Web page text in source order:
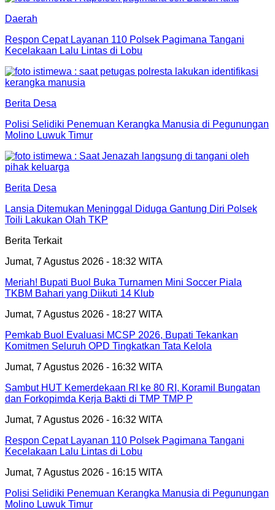
Daerah
Respon Cepat Layanan 110 Polsek Pagimana Tangani
Kecelakaan Lalu Lintas di Lobu
Berita Desa
Polisi Selidiki Penemuan Kerangka Manusia di Pegunungan
Molino Luwuk Timur
Berita Desa
Lansia Ditemukan Meninggal Diduga Gantung Diri Polsek
Toili Lakukan Olah TKP
Berita Terkait
Jumat, 7 Agustus 2026 - 18:32 WITA
Meriah! Bupati Buol Buka Turnamen Mini Soccer Piala
TKBM Bahari yang Diikuti 14 Klub
Jumat, 7 Agustus 2026 - 18:27 WITA
Pemkab Buol Evaluasi MCSP 2026, Bupati Tekankan
Komitmen Seluruh OPD Tingkatkan Tata Kelola
Jumat, 7 Agustus 2026 - 16:32 WITA
Sambut HUT Kemerdekaan RI ke 80 RI, Koramil Bungatan
dan Forkopimda Kerja Bakti di TMP TMP P
Jumat, 7 Agustus 2026 - 16:32 WITA
Respon Cepat Layanan 110 Polsek Pagimana Tangani
Kecelakaan Lalu Lintas di Lobu
Jumat, 7 Agustus 2026 - 16:15 WITA
Polisi Selidiki Penemuan Kerangka Manusia di Pegunungan
Molino Luwuk Timur